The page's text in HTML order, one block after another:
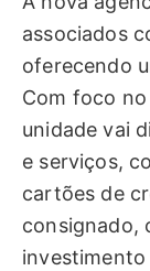
associados
oferecendo
Com foco
unidade vai
e serviços,
cartões de
consignado,